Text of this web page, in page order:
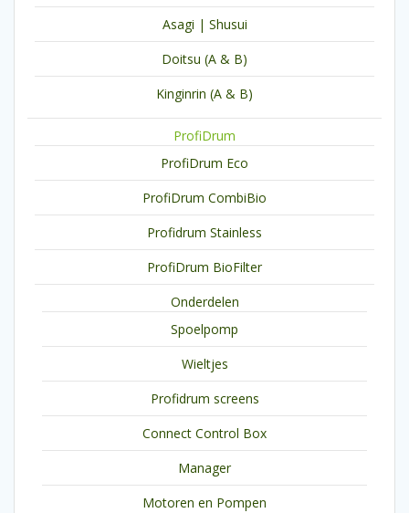
Asagi | Shusui
Doitsu (A & B)
Kinginrin (A & B)
ProfiDrum
ProfiDrum Eco
ProfiDrum CombiBio
Profidrum Stainless
ProfiDrum BioFilter
Onderdelen
Spoelpomp
Wieltjes
Profidrum screens
Connect Control Box
Manager
Motoren en Pompen